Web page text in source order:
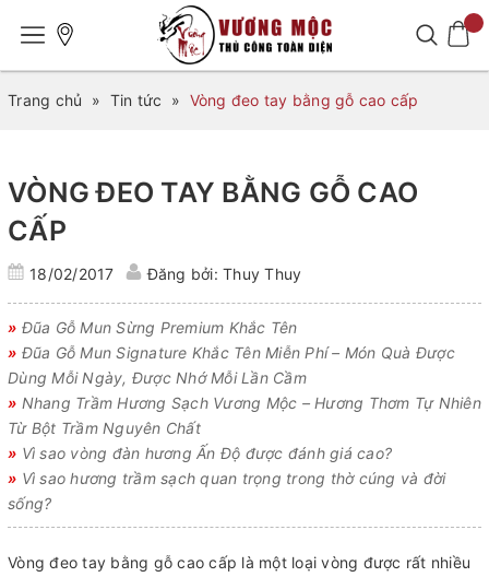
Trang chủ » Tin tức » Vòng đeo tay bằng gỗ cao cấp
VÒNG ĐEO TAY BẰNG GỖ CAO
CẤP
18/02/2017 Đăng bởi: Thuy Thuy
» Đũa Gỗ Mun Sừng Premium Khắc Tên
» Đũa Gỗ Mun Signature Khắc Tên Miễn Phí – Món Quà Được
Dùng Mỗi Ngày, Được Nhớ Mỗi Lần Cầm
» Nhang Trầm Hương Sạch Vương Mộc – Hương Thơm Tự Nhiên
Từ Bột Trầm Nguyên Chất
» Vì sao vòng đàn hương Ấn Độ được đánh giá cao?
» Vì sao hương trầm sạch quan trọng trong thờ cúng và đời
sống?
Vòng đeo tay bằng gỗ cao cấp là một loại vòng được rất nhiều